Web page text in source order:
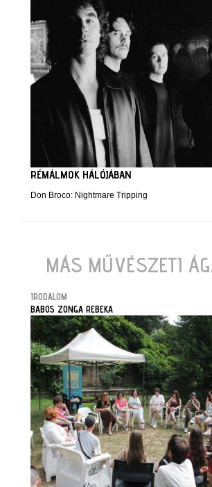
RÉMÁLMOK HÁLÓJÁBAN
Don Broco: Nightmare Tripping
MÁS MŰVÉSZETI
IRODALOM
BABOS ZONGA REBEKA